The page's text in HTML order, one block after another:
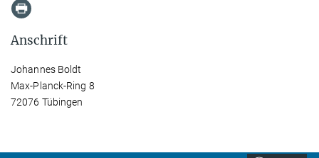
Anschrift
Johannes Boldt
Max-Planck-Ring 8
72076 Tübingen